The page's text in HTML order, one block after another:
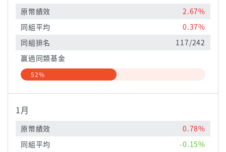
原幣績效
2.67%
同組平均
0.37%
同組排名
117/242
贏過同類基金
52%
1月
原幣績效
0.78%
同組平均
-0.15%